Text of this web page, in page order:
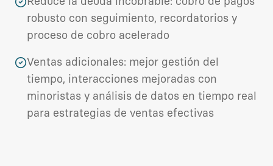
robusto con seguimiento, recordatorios y
proceso de cobro acelerado
Ventas adicionales: mejor gestión del
tiempo, interacciones mejoradas con
minoristas y análisis de datos en tiempo real
para estrategias de ventas efectivas